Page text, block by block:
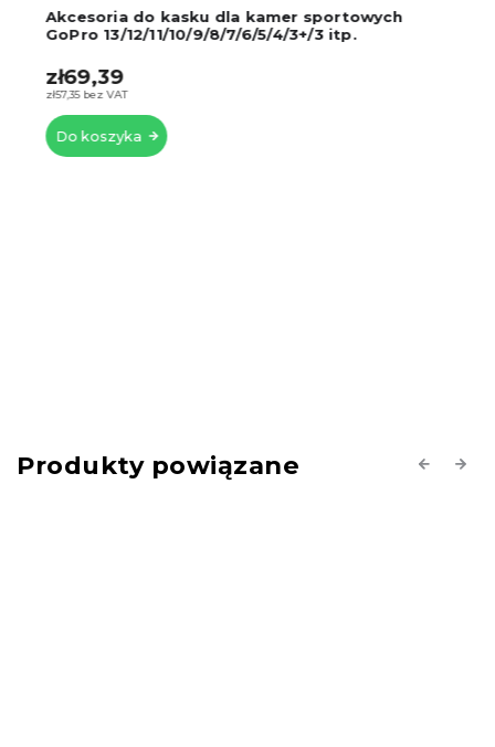
Akcesoria do kasku dla kamer sportowych
GoPro 13/12/11/10/9/8/7/6/5/4/3+/3 itp.
zł57,35 bez VAT
zł69,39
Do koszyka
Produkty powiązane Previous
Next